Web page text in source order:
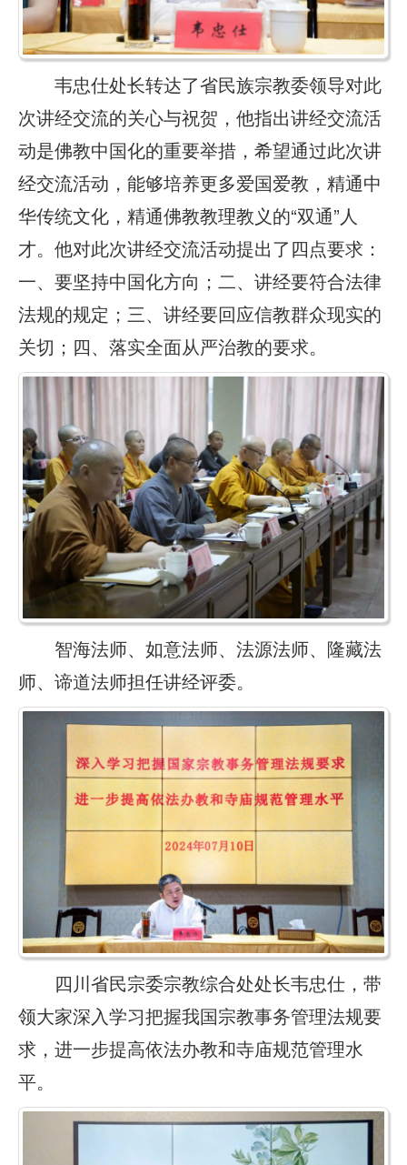
韦忠仕处长转达了省民族宗教委领导对此
次讲经交流的关心与祝贺，他指出讲经交流活
动是佛教中国化的重要举措，希望通过此次讲
经交流活动，能够培养更多爱国爱教，精通中
华传统文化，精通佛教教理教义的“双通”人
才。他对此次讲经交流活动提出了四点要求：
一、要坚持中国化方向；二、讲经要符合法律
法规的规定；三、讲经要回应信教群众现实的
关切；四、落实全面从严治教的要求。
智海法师、如意法师、法源法师、隆藏法
师、谛道法师担任讲经评委。
四川省民宗委宗教综合处处长韦忠仕，带
领大家深入学习把握我国宗教事务管理法规要
求，进一步提高依法办教和寺庙规范管理水
平。